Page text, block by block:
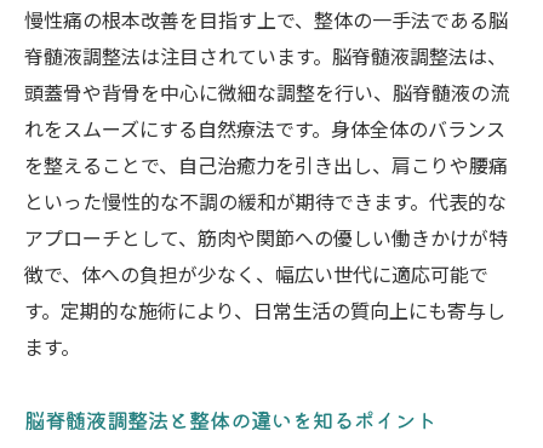
慢性痛の根本改善を目指す上で、整体の一手法である脳
脊髄液調整法は注目されています。脳脊髄液調整法は、
頭蓋骨や背骨を中心に微細な調整を行い、脳脊髄液の流
れをスムーズにする自然療法です。身体全体のバランス
を整えることで、自己治癒力を引き出し、肩こりや腰痛
といった慢性的な不調の緩和が期待できます。代表的な
アプローチとして、筋肉や関節への優しい働きかけが特
徴で、体への負担が少なく、幅広い世代に適応可能で
す。定期的な施術により、日常生活の質向上にも寄与し
ます。
脳脊髄液調整法と整体の違いを知るポイント